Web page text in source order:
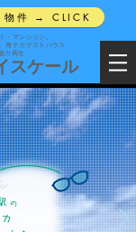
物件 → CLICK
・マンション、
海チカゲストハウス
力再生
スケール